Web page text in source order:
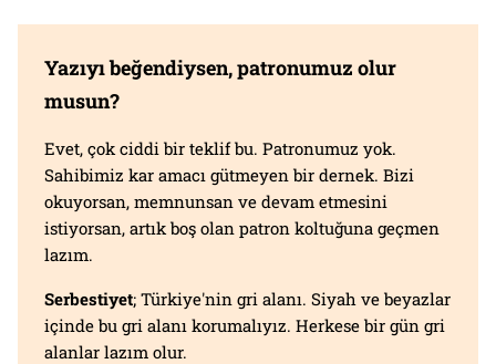
Yazıyı beğendiysen, patronumuz olur
musun?
Evet, çok ciddi bir teklif bu. Patronumuz yok.
Sahibimiz kar amacı gütmeyen bir dernek. Bizi
okuyorsan, memnunsan ve devam etmesini
istiyorsan, artık boş olan patron koltuğuna geçmen
lazım.
Serbestiyet; Türkiye'nin gri alanı. Siyah ve beyazlar
içinde bu gri alanı korumalıyız. Herkese bir gün gri
alanlar lazım olur.